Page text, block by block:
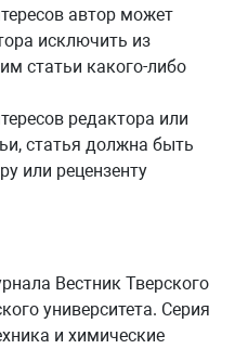
автор может
исключить из
статьи какого-либо
редактора или
статья должна быть
или рецензенту
Вестник Тверского
университета. Серия
и химические